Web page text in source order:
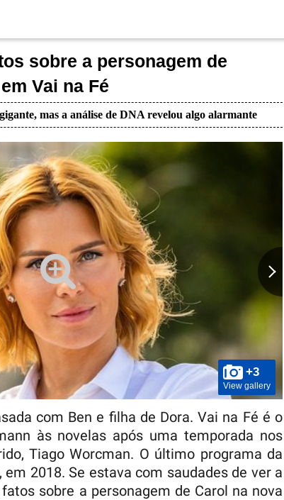
sobre a personagem de
Vai na Fé
mas a análise de DNA revelou algo alarmante
+3
View gallery
com Ben e filha de Dora. Vai na Fé é o
às novelas após uma temporada nos
Tiago Worcman. O último programa da
2018. Se estava com saudades de ver a
sobre a personagem de Carol na nova